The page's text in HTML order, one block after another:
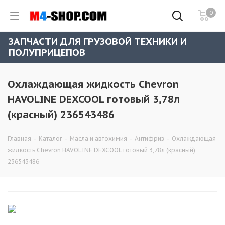
0
ЗАПЧАСТИ ДЛЯ ГРУЗОВОЙ ТЕХНИКИ И
ПОЛУПРИЦЕПОВ
Охлаждающая жидкость Chevron
HAVOLINE DEXCOOL готовый 3,78л
(красный) 236543486
Главная - Каталог - Масла и автохимия - Антифриз - Охлаждающая
жидкость Chevron HAVOLINE DEXCOOL готовый 3,78л (красный)
236543486